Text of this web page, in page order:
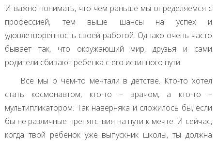
И важно понимать, что чем раньше мы определяемся с
профессией, тем выше шансы на успех и
удовлетворенность своей работой. Однако очень часто
бывает так, что окружающий мир, друзья и сами
родители сбивают ребенка с его истинного пути.
Все мы о чем-то мечтали в детстве. Кто-то хотел
стать космонавтом, кто-то – врачом, а кто-то –
мультипликатором. Так наверняка и сложилось бы, если
бы не различные препятствия на пути к мечте. И сейчас,
когда твой ребенок уже выпускник школы, ты должна